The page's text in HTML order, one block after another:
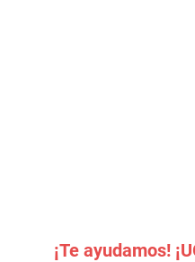
¡Te ayudamos!